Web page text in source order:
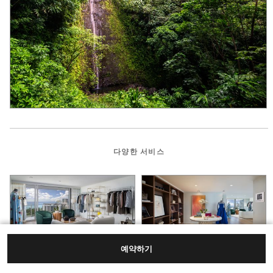
예약하기
다양한 서비스